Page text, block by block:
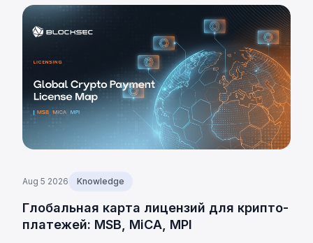
Aug 5 2026 Knowledge
Глобальная карта лицензий для крипто-
платежей: MSB, MiCA, MPI